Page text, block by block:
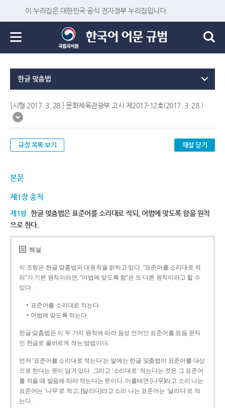
이 누리집은 대한민국 공식 전자정부 누리집입니다.
한글 맞춤법
[시행 2017. 3. 28.] 문화체육관광부 고시 제2017-12호(2017. 3. 28.)
규정 목록 보기 해설 닫기
본문
제1장 총칙
제1항 한글 맞춤법은 표준어를 소리대로 적되, 어법에 맞도록 함을 원칙
으로 한다.
해설
이 조항은 한글 맞춤법의 대원칙을 밝히고 있다. “표준어를 소리대로 적
되”가 기본 원칙이라면, “어법에 맞도록 함”은 또 다른 원칙이라고 할 수
있다.
표준어를 소리대로 적는다.
어법에 맞도록 적는다.
한글 맞춤법은 이 두 가지 원칙에 따라 음성 언어인 표준어를 표음 문자
인 한글로 올바르게 적는 방법이다.
먼저 ‘표준어를 소리대로 적는다’는 말에는 한글 맞춤법이 표준어를 대상
으로 한다는 뜻이 담겨 있다. 그리고 ‘소리대로’ 적는다는 것은 그 표준어
를 적을 때 발음에 따라 적는다는 뜻이다. 이를테면 [나무]라고 소리 나는
표준어는 ‘나무’로 적고, [달리다]라고 소리 나는 표준어는 ‘달리다’로 적
는다.